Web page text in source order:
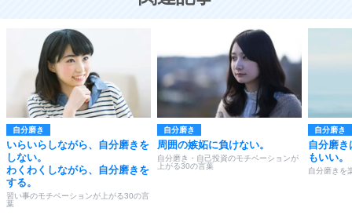
自分磨き
いらいらしながら、自分磨きを
しない。
わくわくしながら、自分磨きを
する。
習い事のモチベーションが上がる30の言
葉
自分磨き
周囲の嫉妬に負けない。
自分磨き・自己投資のモチベーションが
上がる30の言葉
自分磨き
自分磨
もいい。
自分磨きを